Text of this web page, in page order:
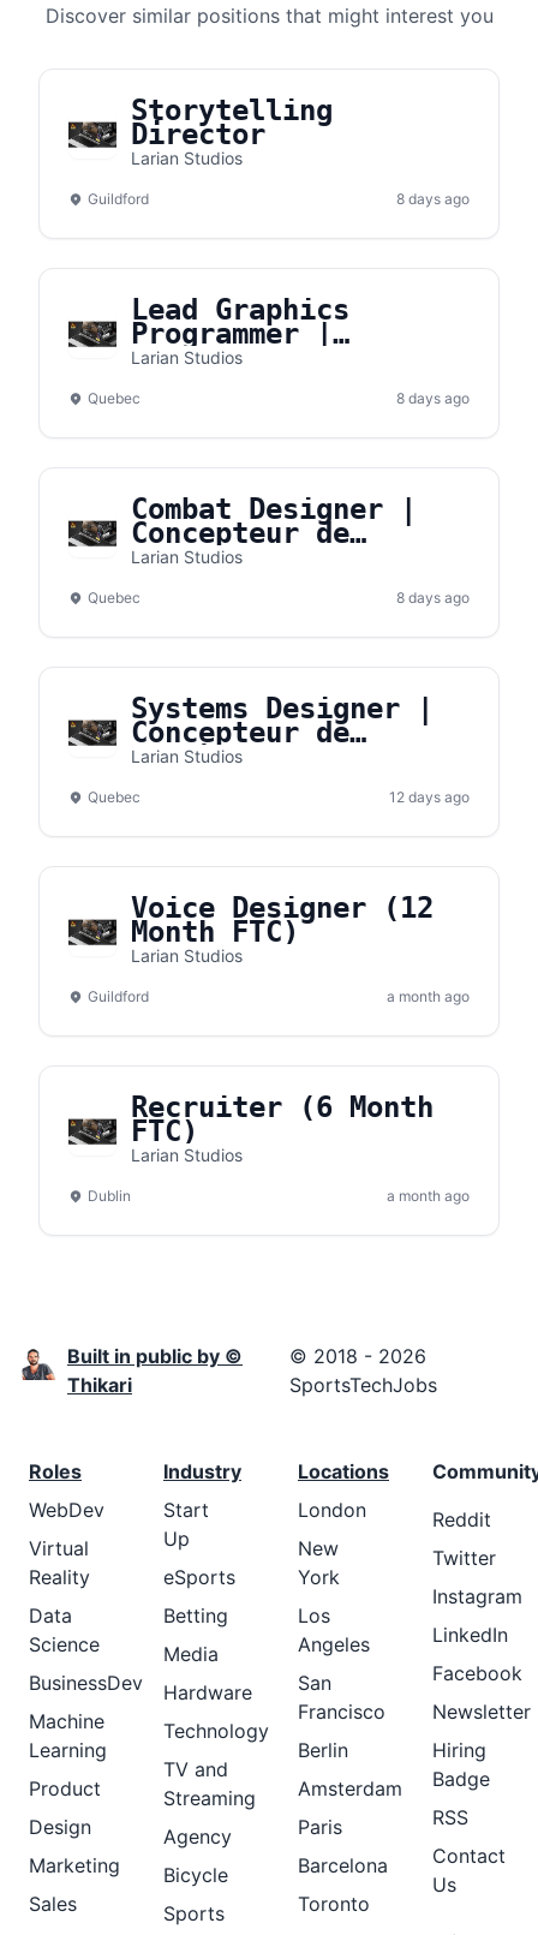
Discover similar positions that might interest you
Storytelling
Director
Larian Studios
Guildford 8 days ago
Lead Graphics
Programmer |
Programmeur de
Larian Studios
Quebec 8 days ago
Combat Designer |
Concepteur de
combats
Larian Studios
Quebec 8 days ago
Systems Designer |
Concepteur de
systèmes
Larian Studios
Quebec 12 days ago
Voice Designer (12
Month FTC)
Larian Studios
Guildford a month ago
Recruiter (6 Month
FTC)
Larian Studios
Dublin a month ago
Built in public by ©
Thikari
© 2018 - 2026
SportsTechJobs
Roles
WebDev
Virtual
Reality
Data
Science
BusinessDev
Machine
Learning
Product
Design
Marketing
Sales
Industry
Start
Up
eSports
Betting
Media
Hardware
Technology
TV and
Streaming
Agency
Bicycle
Sports
Locations
London
New
York
Los
Angeles
San
Francisco
Berlin
Amsterdam
Paris
Barcelona
Toronto
Reddit
Twitter
Instagram
LinkedIn
Facebook
Newsletter
Hiring
Badge
RSS
Contact
Us